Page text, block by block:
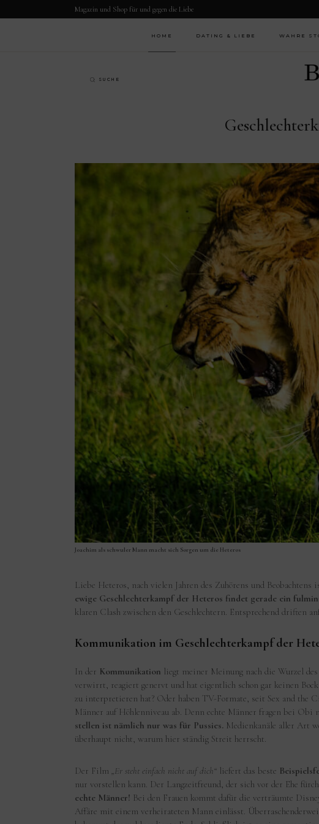
Magazin und Shop für und gegen die Liebe
HOME DATING & LIEBE WAHRE
Joachim als schwuler Mann macht sich Sorgen um die Heteros
Liebe Heteros, nach vielen Jahren des Zuhörens und
ewige Geschlechterkampf der Heteros findet gerade ein
klaren Clash zwischen den Geschlechtern. Entsprechend driften
Kommunikation im Geschlechterkampf der
In der Kommunikation liegt meiner Meinung nach die Wurzel
verwirrt, reagiert genervt und hat eigentlich schon gar keinen
zu interpretieren hat? Oder haben TV-Formate, seit Sex and the
Männer auf Höhlenniveau ab. Denn echte Männer fragen bei
stellen ist nämlich nur was für Pussies. Medienkanäle aller Art
überhaupt nicht, warum hier ständig Streit herrscht.
Der Film „Er steht einfach nicht auf dich“ liefert das beste
nur vorstellen kann. Der Langzeitfreund, der sich vor der Ehe
echte Männer! Bei den Frauen kommt dafür die verträumte
Affäre mit einem verheirateten Mann einlässt.